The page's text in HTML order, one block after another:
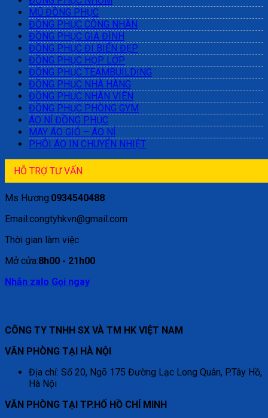
MŨ ĐỒNG PHỤC
ĐỒNG PHỤC CÔNG NHÂN
ĐỒNG PHỤC GIA ĐÌNH
ĐỒNG PHỤC ĐI BIỂN ĐẸP
ĐỒNG PHỤC HỌP LỚP
ĐỒNG PHỤC TEAMBUILDING
ĐỒNG PHỤC NHÀ HÀNG
ĐỒNG PHỤC NHÂN VIÊN
ĐỒNG PHỤC PHÒNG GYM
ÁO NỈ ĐỒNG PHỤC
MAY ÁO GIÓ – ÁO NỈ
PHÔI ÁO IN CHUYỂN NHIỆT
HỖ TRỢ TƯ VẤN
Ms Hương:0934540488
Email:congtyhkvn@gmail.com
Thời gian làm việc
Mở cửa:8h00 - 21h00
Nhắn zalo Gọi ngay
CÔNG TY TNHH SX VÀ TM HK VIỆT NAM
VĂN PHÒNG TẠI HÀ NỘI
Địa chỉ: Số 20, Ngõ 175 Đường Lạc Long Quân, P.Tây Hồ,
Hà Nội
VĂN PHÒNG TẠI TP.HỐ HỒ CHÍ MINH